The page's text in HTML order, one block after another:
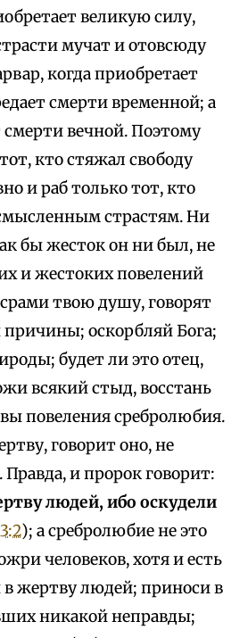
великую силу,
мучат и отовсюду
когда приобретает
смерти временной; а
вечной. Поэтому
кто стяжал свободу
и раб только тот, кто
страстям. Ни
бы жесток он ни был, не
и жестоких повелений
твою душу, говорят
оскорбляй Бога;
будет ли это отец,
всякий стыд, восстань
повеления сребролюбия.
говорит оно, не
и пророк говорит:
людей, ибо оскудели
); а сребролюбие не это
человеков, хотя и есть
жертву людей; приноси в
никакой неправды;